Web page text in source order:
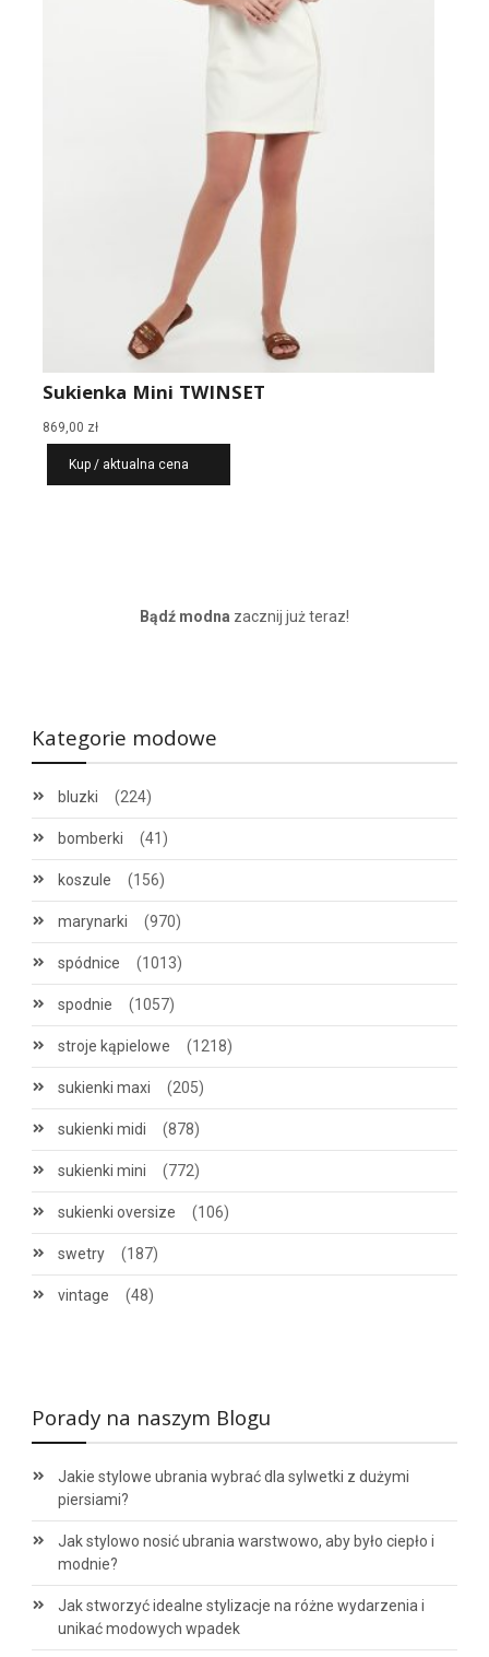
Sukienka Mini TWINSET
869,00 zł
Kup / aktualna cena
Bądź modna zacznij już teraz!
Kategorie modowe
bluzki (224)
bomberki (41)
koszule (156)
marynarki (970)
spódnice (1013)
spodnie (1057)
stroje kąpielowe (1218)
sukienki maxi (205)
sukienki midi (878)
sukienki mini (772)
sukienki oversize (106)
swetry (187)
vintage (48)
Porady na naszym Blogu
Jakie stylowe ubrania wybrać dla sylwetki z dużymi
piersiami?
Jak stylowo nosić ubrania warstwowo, aby było ciepło i
modnie?
Jak stworzyć idealne stylizacje na różne wydarzenia i
unikać modowych wpadek